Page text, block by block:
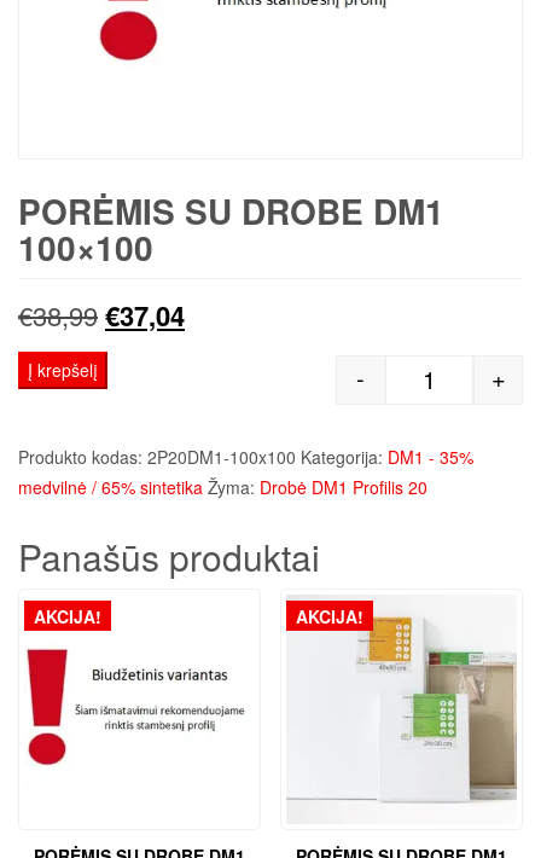
PORĖMIS SU DROBE DM1
100×100
€38,99Original
price
€38,99.
€37,04Current
€37,04.
produkto
- +
Į krepšelį
Produkto kodas: 2P20DM1-100x100 Kategorija: DM1 - 35%
medvilnė / 65% sintetika Žyma: Drobė DM1 Profilis 20
Panašūs produktai
AKCIJA! AKCIJA!